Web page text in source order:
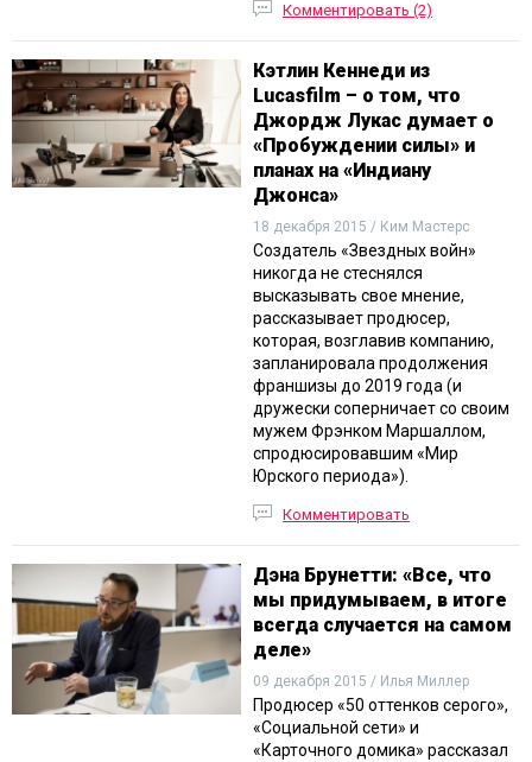
Комментировать (2)
Кэтлин Кеннеди из
Lucasfilm – о том, что
Джордж Лукас думает о
«Пробуждении силы» и
планах на «Индиану
Джонса»
18 декабря 2015 / Ким Мастерс
Создатель «Звездных войн»
никогда не стеснялся
высказывать свое мнение,
рассказывает продюсер,
которая, возглавив компанию,
запланировала продолжения
франшизы до 2019 года (и
дружески соперничает со своим
мужем Фрэнком Маршаллом,
спродюсировавшим «Мир
Юрского периода»).
Комментировать
Дэна Брунетти: «Все, что
мы придумываем, в итоге
всегда случается на самом
деле»
09 декабря 2015 / Илья Миллер
Продюсер «50 оттенков серого»,
«Социальной сети» и
«Карточного домика» рассказал